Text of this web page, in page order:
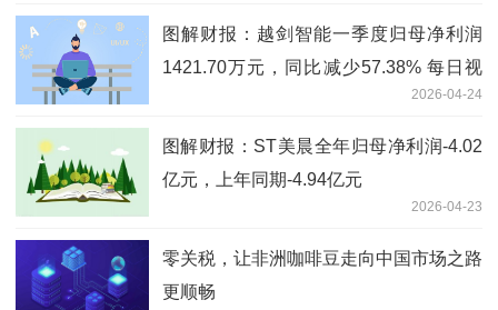
图解财报：越剑智能一季度归母净利润
1421.70万元，同比减少57.38% 每日视
2026-04-24
图解财报：ST美晨全年归母净利润-4.02
亿元，上年同期-4.94亿元
2026-04-23
零关税，让非洲咖啡豆走向中国市场之路
更顺畅